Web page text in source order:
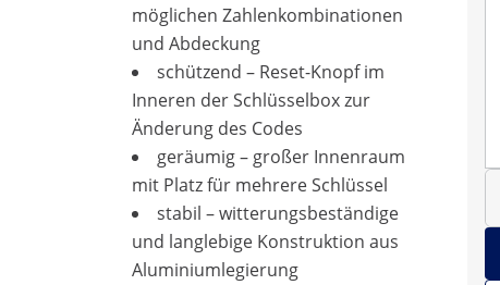
möglichen Zahlenkombinationen
und Abdeckung
schützend – Reset-Knopf im
Inneren der Schlüsselbox zur
Änderung des Codes
geräumig – großer Innenraum
mit Platz für mehrere Schlüssel
stabil – witterungsbeständige
und langlebige Konstruktion aus
Aluminiumlegierung